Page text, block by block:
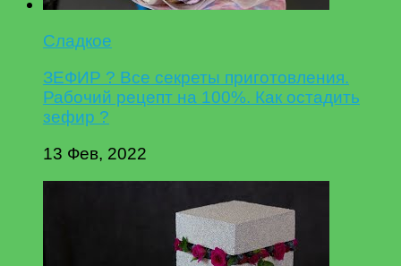
Сладкое
ЗЕФИР ? Все секреты приготовления.
Рабочий рецепт на 100%. Как остадить
зефир ?
13 Фев, 2022